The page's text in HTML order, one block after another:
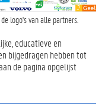
logo's van alle partners.
educatieve en
bijgedragen hebben tot
de pagina opgelijst